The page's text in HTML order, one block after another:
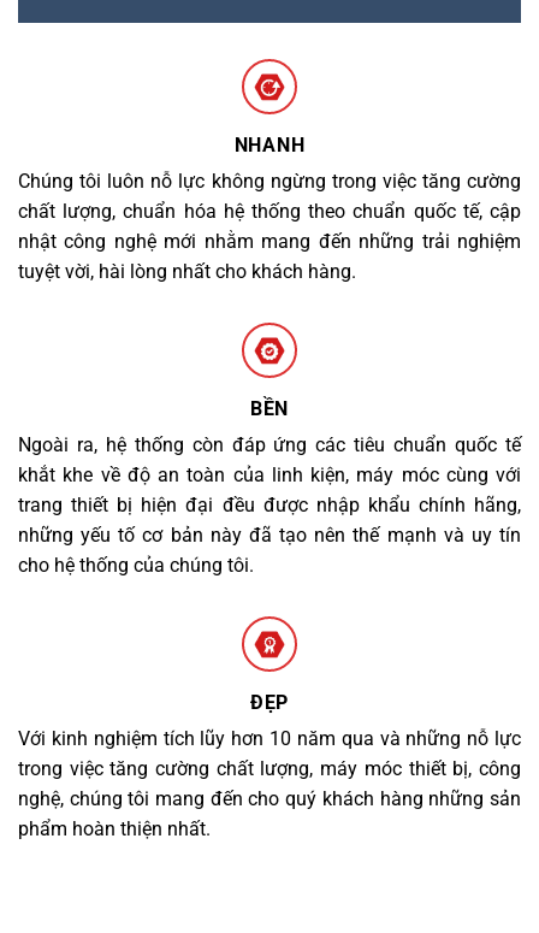
NHANH
Chúng tôi luôn nỗ lực không ngừng trong việc tăng cường
chất lượng, chuẩn hóa hệ thống theo chuẩn quốc tế, cập
nhật công nghệ mới nhằm mang đến những trải nghiệm
tuyệt vời, hài lòng nhất cho khách hàng.
BỀN
Ngoài ra, hệ thống còn đáp ứng các tiêu chuẩn quốc tế
khắt khe về độ an toàn của linh kiện, máy móc cùng với
trang thiết bị hiện đại đều được nhập khẩu chính hãng,
những yếu tố cơ bản này đã tạo nên thế mạnh và uy tín
cho hệ thống của chúng tôi.
ĐẸP
Với kinh nghiệm tích lũy hơn 10 năm qua và những nỗ lực
trong việc tăng cường chất lượng, máy móc thiết bị, công
nghệ, chúng tôi mang đến cho quý khách hàng những sản
phẩm hoàn thiện nhất.